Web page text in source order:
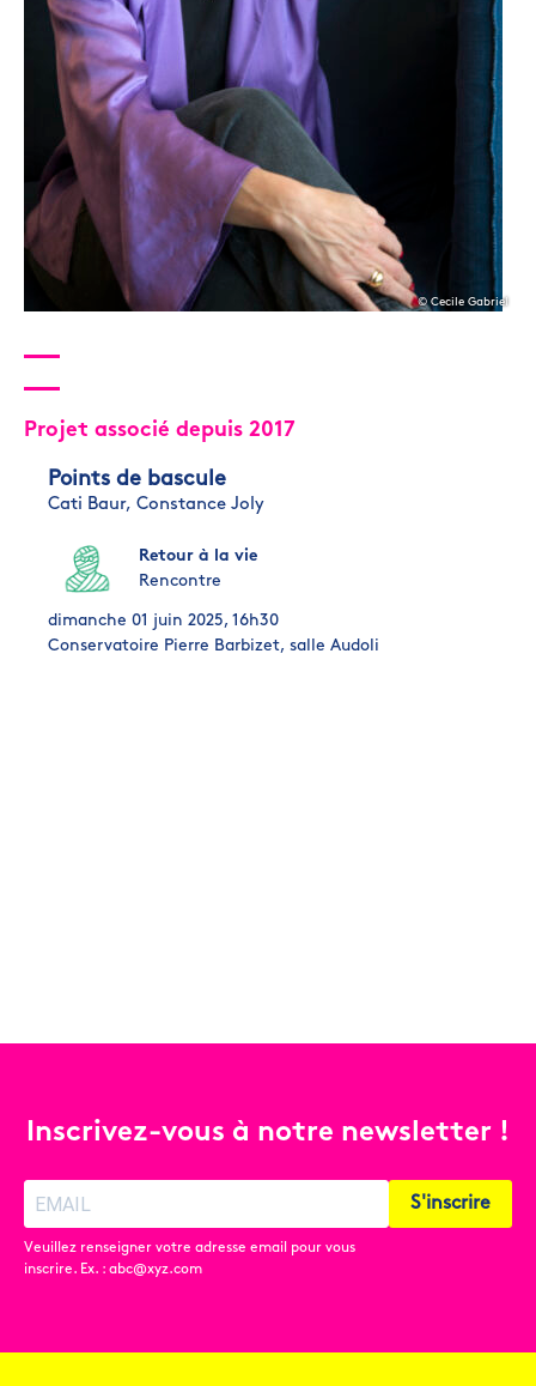
© Cecile Gabriel
Projet associé depuis 2017
Points de bascule
Cati Baur, Constance Joly
Retour à la vie
Rencontre
dimanche 01 juin 2025, 16h30
Conservatoire Pierre Barbizet, salle Audoli
Inscrivez-vous à notre newsletter !
Veuillez renseigner votre adresse email pour vous
inscrire. Ex. : abc@xyz.com
S'inscrire